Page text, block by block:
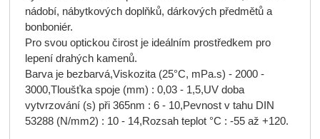
nádobí, nábytkových doplňků, dárkových předmětů a
bonboniér.
Pro svou optickou čirost je ideálním prostředkem pro
lepení drahých kamenů.
Barva je bezbarvá,Viskozita (25°C, mPa.s) - 2000 -
3000,Tloušťka spoje (mm) : 0,03 - 1,5,UV doba
vytvrzování (s) při 365nm : 6 - 10,Pevnost v tahu DIN
53288 (N/mm2) : 10 - 14,Rozsah teplot °C : -55 až +120.